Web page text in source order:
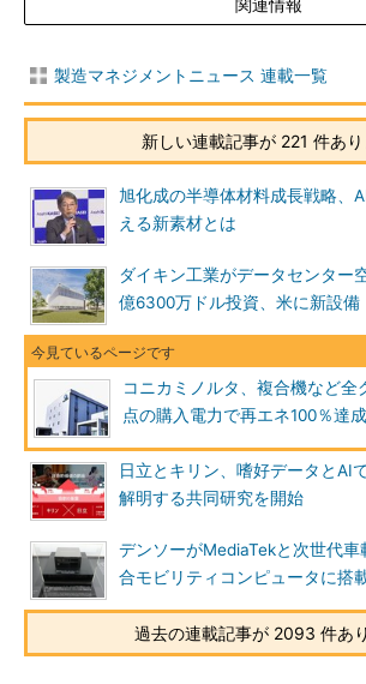
製造マネジメントニュース 連載一覧
新しい連載記事が 221 件あ
旭化成の半導体材料成長戦略、
える新素材とは
ダイキン工業がデータセンター
億6300万ドル投資、米に新設備
コニカミノルタ、複合機など全
点の購入電力で再エネ100％達成
日立とキリン、嗜好データとAI
解明する共同研究を開始
デンソーがMediaTekと次世代車
合モビリティコンピュータに搭
過去の連載記事が 2093 件あ